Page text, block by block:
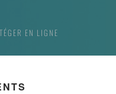
EN LIGNE